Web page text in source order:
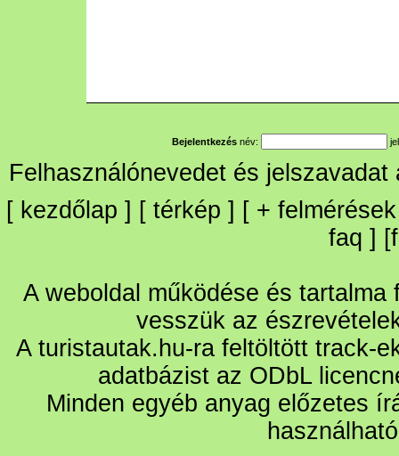
Bejelentkezés név:
Felhasználónevedet és
[ kezdőlap ] [ térkép ] [ + felmérések
faq ] [
A weboldal működése és
vesszük az
A turistautak.hu-ra feltöltött track-
adatbázist az ODbL
Minden egyéb anyag előzetes